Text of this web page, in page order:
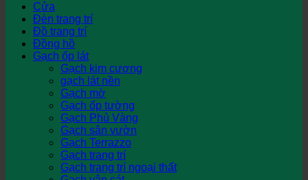
Cửa
Đèn trang trí
Đồ trang trí
Đồng hồ
Gạch ốp lát
Gạch kim cương
gạch lát nền
Gạch mờ
Gạch ốp tường
Gạch Phủ Vàng
Gạch sân vườn
Gạch Terrazzo
Gạch trang trí
Gạch trang trí ngoại thất